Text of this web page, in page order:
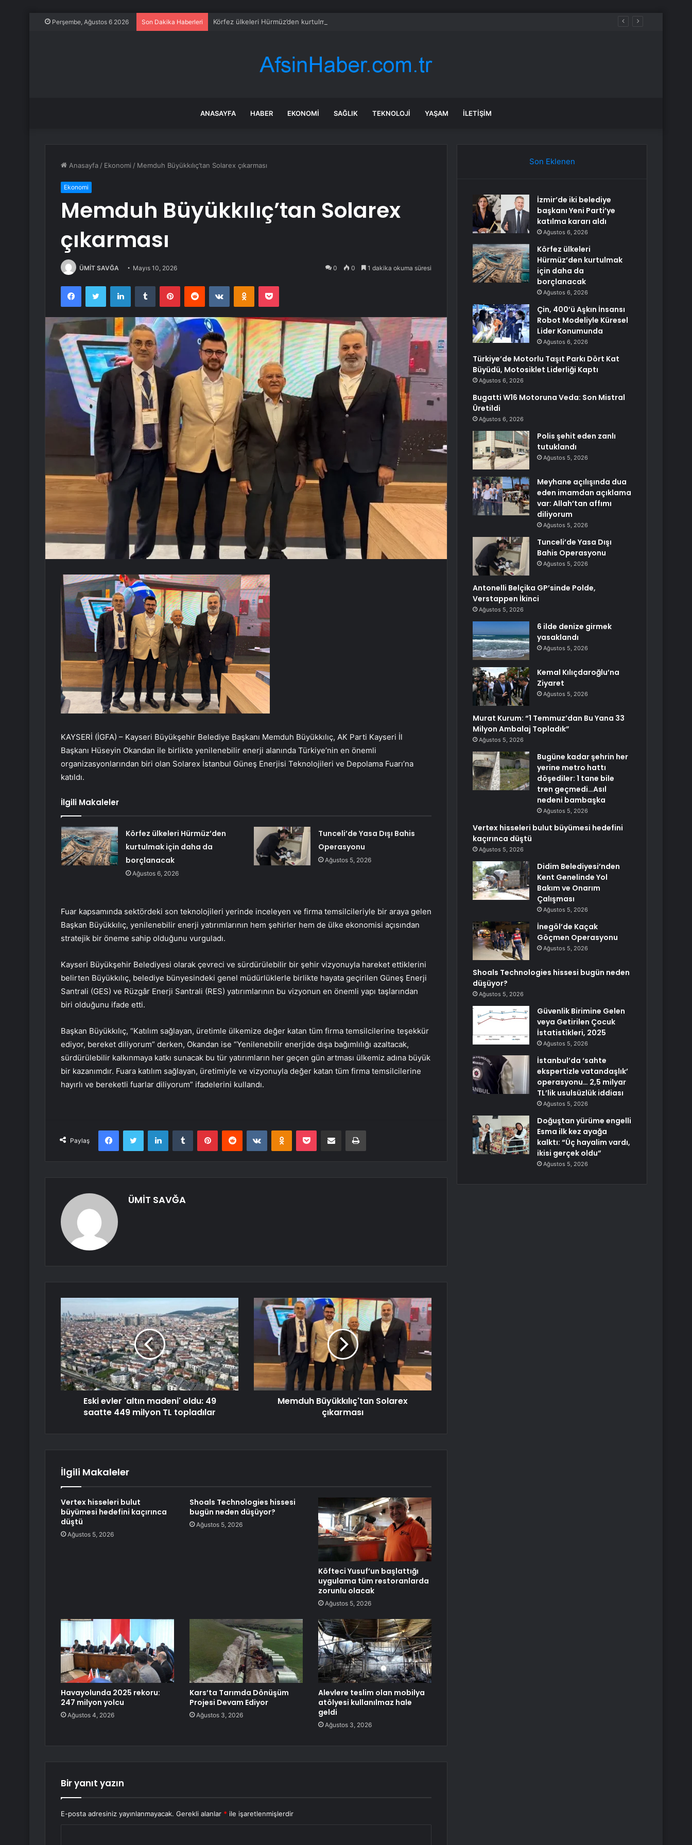
Perşembe, Ağustos 6 2026 Son Dakika Haberleri Körfez ülkeleri Hürmüz’den kurtulmak için daha da borçlanacak
ANASAYFA HABER EKONOMI SAĞLIK TEKNOLOJI YAŞAM İLETIŞIM
Anasayfa / Ekonomi / Memduh Büyükkılıç’tan Solarex çıkarması
Ekonomi
Memduh Büyükkılıç’tan Solarex
çıkarması
ÜMİT SAVĞA Mayıs 10, 2026 0 0 1 dakika okuma süresi
FacebookTwitter LinkedInTumblr PinterestReddit VKontakteOdnoklassniki
Pocket
KAYSERİ (İGFA) – Kayseri Büyükşehir Belediye Başkanı Memduh Büyükkılıç, AK Parti Kayseri İl
Başkanı Hüseyin Okandan ile birlikte yenilenebilir enerji alanında Türkiye’nin en önemli
organizasyonlarından biri olan Solarex İstanbul Güneş Enerjisi Teknolojileri ve Depolama Fuarı’na
katıldı.
İlgili Makaleler
Körfez ülkeleri Hürmüz’den
kurtulmak için daha da
borçlanacak
Ağustos 6, 2026
Tunceli’de Yasa Dışı Bahis
Operasyonu
Ağustos 5, 2026
Fuar kapsamında sektördeki son teknolojileri yerinde inceleyen ve firma temsilcileriyle bir araya gelen
Başkan Büyükkılıç, yenilenebilir enerji yatırımlarının hem şehirler hem de ülke ekonomisi açısından
stratejik bir öneme sahip olduğunu vurguladı.
Kayseri Büyükşehir Belediyesi olarak çevreci ve sürdürülebilir bir şehir vizyonuyla hareket ettiklerini
belirten Büyükkılıç, belediye bünyesindeki genel müdürlüklerle birlikte hayata geçirilen Güneş Enerji
Santrali (GES) ve Rüzgâr Enerji Santrali (RES) yatırımlarının bu vizyonun en önemli yapı taşlarından
biri olduğunu ifade etti.
Başkan Büyükkılıç, “Katılım sağlayan, üretimle ülkemize değer katan tüm firma temsilcilerine teşekkür
ediyor, bereket diliyorum” derken, Okandan ise “Yenilenebilir enerjide dışa bağımlılığı azaltacak,
sürdürülebilir kalkınmaya katkı sunacak bu tür yatırımların her geçen gün artması ülkemiz adına büyük
bir kazanımdır. Fuara katılım sağlayan, üretimiyle ve vizyonuyla değer katan tüm firma temsilcilerine
hayırlı ve bereketli fuarlar diliyorum” ifadelerini kullandı.
Paylaş
FacebookTwitter LinkedInTumblr PinterestReddit VKontakteOdnoklassniki
Pocket E-Posta ile paylaş Yazdır
ÜMİT SAVĞA
Eski evler 'altın madeni' oldu: 49
saatte 449 milyon TL topladılar
Memduh Büyükkılıç'tan Solarex
çıkarması
İlgili Makaleler
Vertex hisseleri bulut
büyümesi hedefini kaçırınca
düştü
Ağustos 5, 2026
Shoals Technologies hissesi
bugün neden düşüyor?
Ağustos 5, 2026
Köfteci Yusuf’un başlattığı
uygulama tüm restoranlarda
zorunlu olacak
Ağustos 5, 2026
Havayolunda 2025 rekoru:
247 milyon yolcu
Ağustos 4, 2026
Kars’ta Tarımda Dönüşüm
Projesi Devam Ediyor
Ağustos 3, 2026
Alevlere teslim olan mobilya
atölyesi kullanılmaz hale
geldi
Ağustos 3, 2026
Bir yanıt yazın
E-posta adresiniz yayınlanmayacak. Gerekli alanlar * ile işaretlenmişlerdir
Son Eklenen
İzmir’de iki belediye
başkanı Yeni Parti’ye
katılma kararı aldı
Ağustos 6, 2026
Körfez ülkeleri
Hürmüz’den kurtulmak
için daha da
borçlanacak
Ağustos 6, 2026
Çin, 400’ü Aşkın İnsansı
Robot Modeliyle Küresel
Lider Konumunda
Ağustos 6, 2026
Türkiye’de Motorlu Taşıt Parkı Dört Kat
Büyüdü, Motosiklet Liderliği Kaptı
Ağustos 6, 2026
Bugatti W16 Motoruna Veda: Son Mistral
Üretildi
Ağustos 6, 2026
Polis şehit eden zanlı
tutuklandı
Ağustos 5, 2026
Meyhane açılışında dua
eden imamdan açıklama
var: Allah’tan affımı
diliyorum
Ağustos 5, 2026
Tunceli’de Yasa Dışı
Bahis Operasyonu
Ağustos 5, 2026
Antonelli Belçika GP’sinde Polde,
Verstappen İkinci
Ağustos 5, 2026
6 ilde denize girmek
yasaklandı
Ağustos 5, 2026
Kemal Kılıçdaroğlu’na
Ziyaret
Ağustos 5, 2026
Murat Kurum: “1 Temmuz’dan Bu Yana 33
Milyon Ambalaj Topladık”
Ağustos 5, 2026
Bugüne kadar şehrin her
yerine metro hattı
döşediler: 1 tane bile
tren geçmedi…Asıl
nedeni bambaşka
Ağustos 5, 2026
Vertex hisseleri bulut büyümesi hedefini
kaçırınca düştü
Ağustos 5, 2026
Didim Belediyesi’nden
Kent Genelinde Yol
Bakım ve Onarım
Çalışması
Ağustos 5, 2026
İnegöl’de Kaçak
Göçmen Operasyonu
Ağustos 5, 2026
Shoals Technologies hissesi bugün neden
düşüyor?
Ağustos 5, 2026
Güvenlik Birimine Gelen
veya Getirilen Çocuk
İstatistikleri, 2025
Ağustos 5, 2026
İstanbul’da ‘sahte
ekspertizle vatandaşlık’
operasyonu… 2,5 milyar
TL’lik usulsüzlük iddiası
Ağustos 5, 2026
Doğuştan yürüme engelli
Esma ilk kez ayağa
kalktı: “Üç hayalim vardı,
ikisi gerçek oldu”
Ağustos 5, 2026